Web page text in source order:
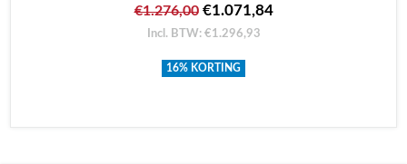
€1.276,00€1.071,84
Incl. BTW: €1.296,93
16% KORTING